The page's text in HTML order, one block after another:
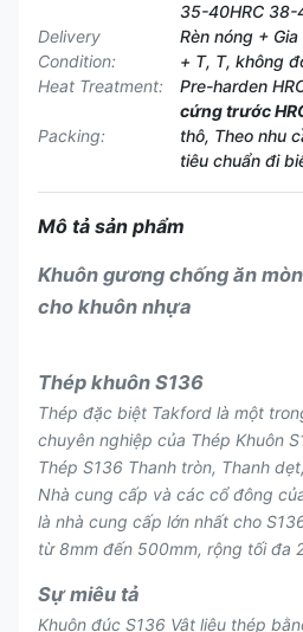
35-40HRC 38-
Delivery
Condition:
Rèn nóng +
+ T, T, không
Heat Treatment:
Pre-harden
cứng trước
Packing:
thô, Theo nhu
tiêu chuẩn đi
Mô tả sản phẩm
Khuôn gương chống ăn
cho khuôn nhựa
Thép khuôn S136
Thép đặc biệt Takford là một
chuyên nghiệp của Thép Khuôn
Thép S136 Thanh tròn, Thanh
Nhà cung cấp và các cổ đông
là nhà cung cấp lớn nhất cho
từ 8mm đến 500mm, rộng tối đa
Sự miêu tả
Khuôn đúc S136 Vật liệu thép